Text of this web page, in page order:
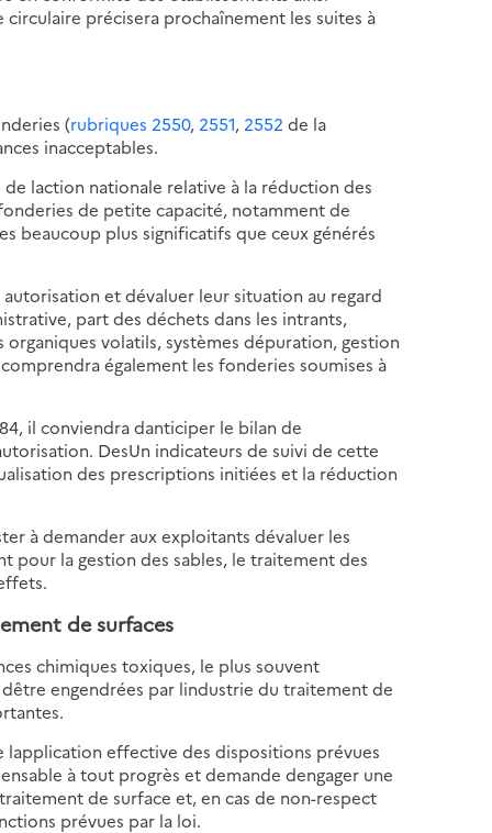
précisera prochaînement les suites à
(rubriques 2550, 2551, 2552 de la
inacceptables.
laction nationale relative à la réduction des
de petite capacité, notamment de
beaucoup plus significatifs que ceux générés
et dévaluer leur situation au regard
part des déchets dans les intrants,
volatils, systèmes dépuration, gestion
également les fonderies soumises à
il conviendra danticiper le bilan de
DesUn indicateurs de suivi de cette
des prescriptions initiées et la réduction
à demander aux exploitants dévaluer les
pour la gestion des sables, le traitement des
de surfaces
chimiques toxiques, le plus souvent
engendrées par lindustrie du traitement de
effective des dispositions prévues
à tout progrès et demande dengager une
de surface et, en cas de non-respect
prévues par la loi.